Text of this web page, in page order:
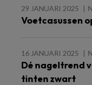
29 JANUARI 2025
Voetcasussen
16 JANUARI 2025
Dé nageltrend
tinten zwart